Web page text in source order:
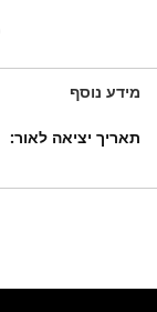
מידע נוסף
מידע